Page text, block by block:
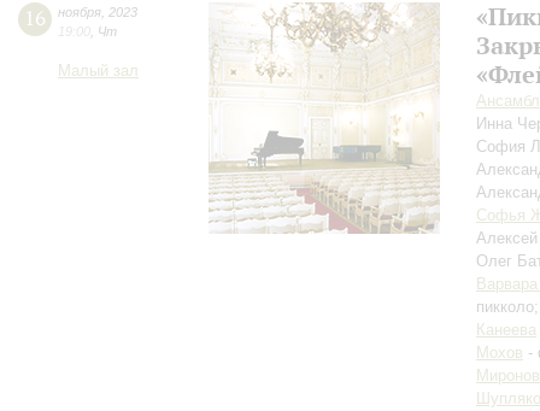
16 ноября 2023
19:00 Чт
Малый зал
Инна
София
Софья
Олег
Канеева
Мохов -
Миронов